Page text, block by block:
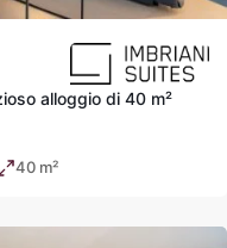
alloggio di 40 m²
40 m²